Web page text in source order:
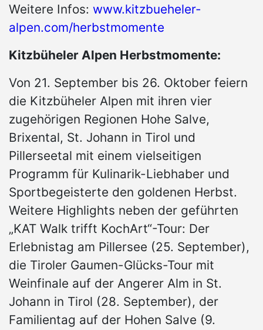
Weitere Infos: www.kitzbueheler-
alpen.com/herbstmomente
Kitzbüheler Alpen Herbstmomente:
Von 21. September bis 26. Oktober feiern
die Kitzbüheler Alpen mit ihren vier
zugehörigen Regionen Hohe Salve,
Brixental, St. Johann in Tirol und
Pillerseetal mit einem vielseitigen
Programm für Kulinarik-Liebhaber und
Sportbegeisterte den goldenen Herbst.
Weitere Highlights neben der geführten
„KAT Walk trifft KochArt“-Tour: Der
Erlebnistag am Pillersee (25. September),
die Tiroler Gaumen-Glücks-Tour mit
Weinfinale auf der Angerer Alm in St.
Johann in Tirol (28. September), der
Familientag auf der Hohen Salve (9.